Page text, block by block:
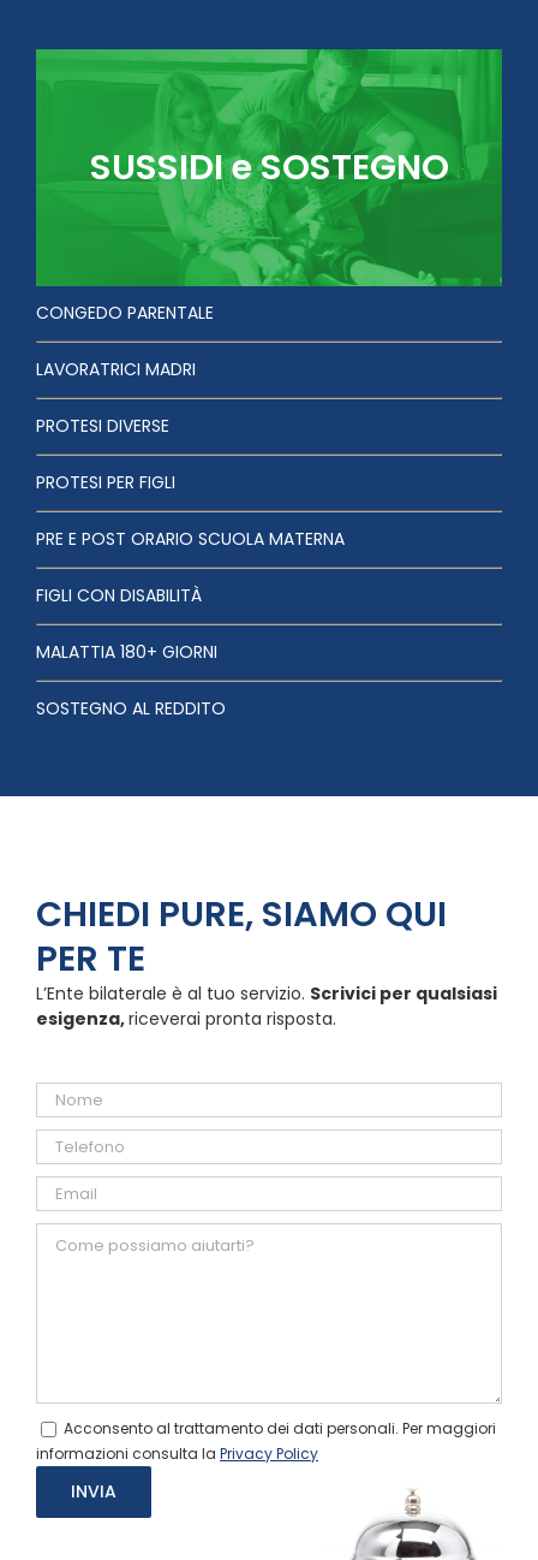
SUSSIDI e SOSTEGNO
CONGEDO PARENTALE
LAVORATRICI MADRI
PROTESI DIVERSE
PROTESI PER FIGLI
PRE E POST ORARIO SCUOLA MATERNA
FIGLI CON DISABILITÀ
MALATTIA 180+ GIORNI
SOSTEGNO AL REDDITO
CHIEDI PURE, SIAMO QUI
PER TE
L’Ente bilaterale è al tuo servizio. Scrivici per qualsiasi
esigenza,riceverai pronta risposta.
Acconsento al trattamento dei dati personali. Per maggiori
informazioni consulta la Privacy Policy